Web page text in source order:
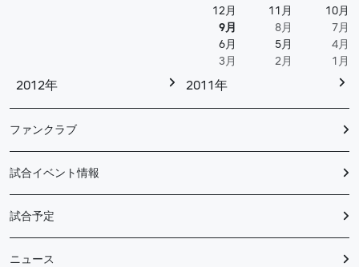
12月 11月
10月
9月
8月
7月
6月
5月
4月
3月
2月 1月
2012年 2011年
ファンクラブ
試合イベント情報
試合予定
ニュース